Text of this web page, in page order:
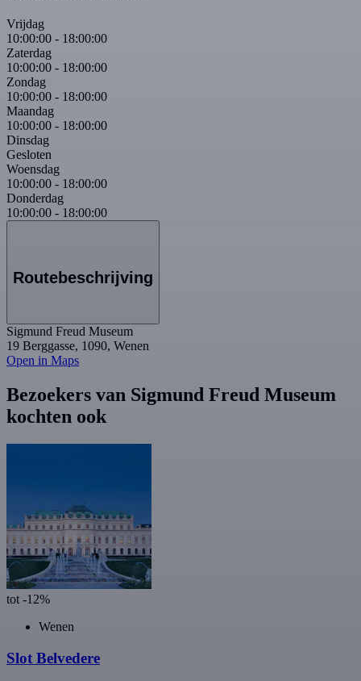
Vrijdag
10:00:00 - 18:00:00
Zaterdag
10:00:00 - 18:00:00
Zondag
10:00:00 - 18:00:00
Maandag
10:00:00 - 18:00:00
Dinsdag
Gesloten
Woensdag
10:00:00 - 18:00:00
Donderdag
10:00:00 - 18:00:00
Routebeschrijving
Sigmund Freud Museum
19 Berggasse, 1090, Wenen
Open in Maps
Bezoekers van Sigmund Freud Museum
kochten ook
tot -12%
Wenen
Slot Belvedere